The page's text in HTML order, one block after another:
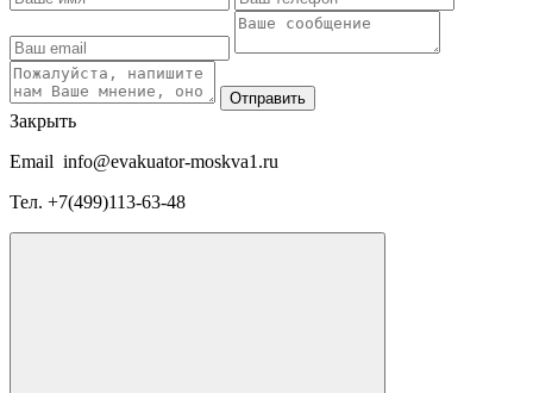
Отправить
Закрыть
Email info@evakuator-moskva1.ru
Тел. +7(499)113-63-48